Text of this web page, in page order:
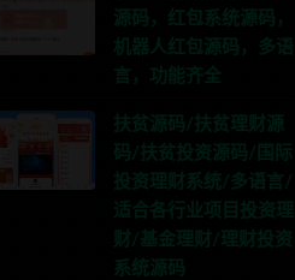
源码，红包系统源码，
机器人红包源码，多语
言，功能齐全
扶贫源码/扶贫理财源
码/扶贫投资源码/国际
投资理财系统/多语言/
适合各行业项目投资理
财/基金理财/理财投资
系统源码